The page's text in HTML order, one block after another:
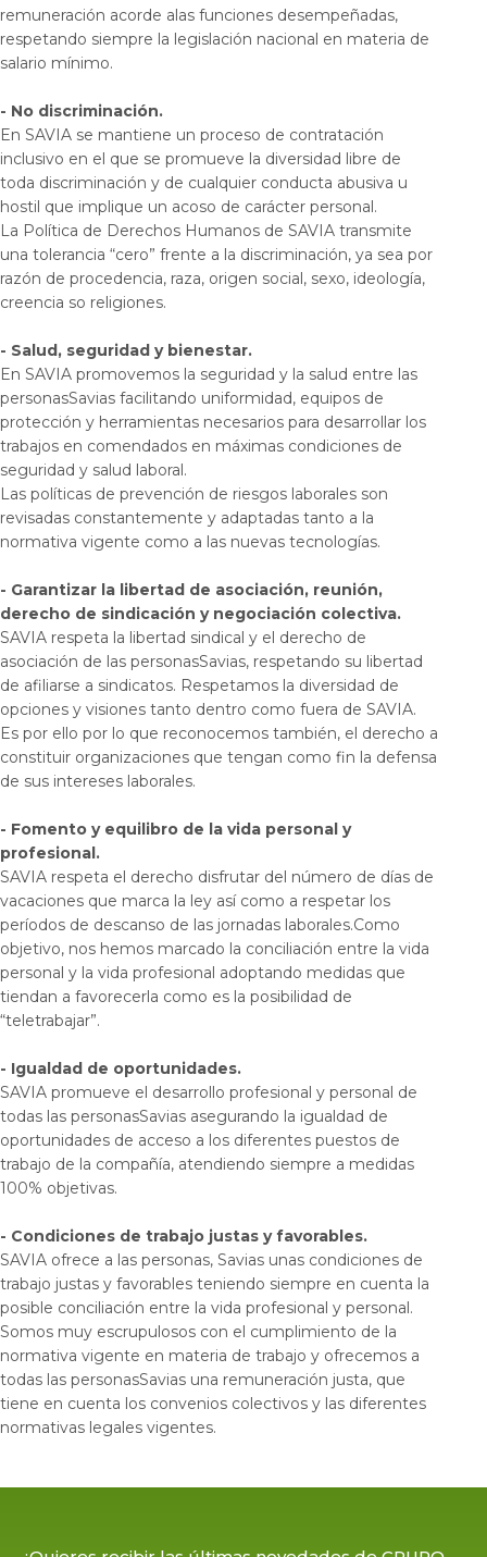
remuneración acorde alas funciones desempeñadas,
respetando siempre la legislación nacional en materia de
salario mínimo.
- No discriminación.
En SAVIA se mantiene un proceso de contratación
inclusivo en el que se promueve la diversidad libre de
toda discriminación y de cualquier conducta abusiva u
hostil que implique un acoso de carácter personal.
La Política de Derechos Humanos de SAVIA transmite
una tolerancia “cero” frente a la discriminación, ya sea por
razón de procedencia, raza, origen social, sexo, ideología,
creencia so religiones.
- Salud, seguridad y bienestar.
En SAVIA promovemos la seguridad y la salud entre las
personasSavias facilitando uniformidad, equipos de
protección y herramientas necesarios para desarrollar los
trabajos en comendados en máximas condiciones de
seguridad y salud laboral.
Las políticas de prevención de riesgos laborales son
revisadas constantemente y adaptadas tanto a la
normativa vigente como a las nuevas tecnologías.
- Garantizar la libertad de asociación, reunión,
derecho de sindicación y negociación colectiva.
SAVIA respeta la libertad sindical y el derecho de
asociación de las personasSavias, respetando su libertad
de afiliarse a sindicatos. Respetamos la diversidad de
opciones y visiones tanto dentro como fuera de SAVIA.
Es por ello por lo que reconocemos también, el derecho a
constituir organizaciones que tengan como fin la defensa
de sus intereses laborales.
- Fomento y equilibro de la vida personal y
profesional.
SAVIA respeta el derecho disfrutar del número de días de
vacaciones que marca la ley así como a respetar los
períodos de descanso de las jornadas laborales.Como
objetivo, nos hemos marcado la conciliación entre la vida
personal y la vida profesional adoptando medidas que
tiendan a favorecerla como es la posibilidad de
“teletrabajar”.
- Igualdad de oportunidades.
SAVIA promueve el desarrollo profesional y personal de
todas las personasSavias asegurando la igualdad de
oportunidades de acceso a los diferentes puestos de
trabajo de la compañía, atendiendo siempre a medidas
100% objetivas.
- Condiciones de trabajo justas y favorables.
SAVIA ofrece a las personas, Savias unas condiciones de
trabajo justas y favorables teniendo siempre en cuenta la
posible conciliación entre la vida profesional y personal.
Somos muy escrupulosos con el cumplimiento de la
normativa vigente en materia de trabajo y ofrecemos a
todas las personasSavias una remuneración justa, que
tiene en cuenta los convenios colectivos y las diferentes
normativas legales vigentes.